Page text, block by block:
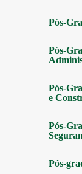
Pós-
Pós-
Pós-
e
Pós-
Pós-